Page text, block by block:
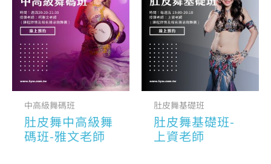
中高級舞碼班
肚皮舞中高級舞
碼班-雅文老師
肚皮舞基礎班
肚皮舞基礎班-
上資老師